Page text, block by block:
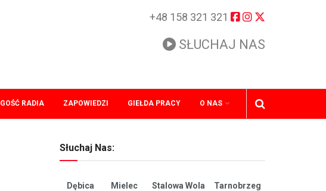
+48 158 321 321
SŁUCHAJ NAS
GOŚĆ RADIA ZAPOWIEDZI GIEŁDA PRACY O NAS
Słuchaj Nas:
Dębica Mielec Stalowa Wola
Tarnobrzeg